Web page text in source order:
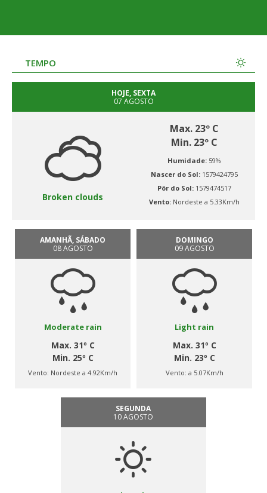
TEMPO
HOJE, SEXTA
07 AGOSTO
Broken clouds
Max. 23º C
Min. 23º C
Humidade: 59%
Nascer do Sol: 1579424795
Pôr do Sol: 1579474517
Vento: Nordeste a 5.33Km/h
AMANHÃ, SÁBADO
08 AGOSTO
Moderate rain
Max. 31º C
Min. 25º C
Vento: Nordeste a 4.92Km/h
DOMINGO
09 AGOSTO
Light rain
Max. 31º C
Min. 23º C
Vento: a 5.07Km/h
SEGUNDA
10 AGOSTO